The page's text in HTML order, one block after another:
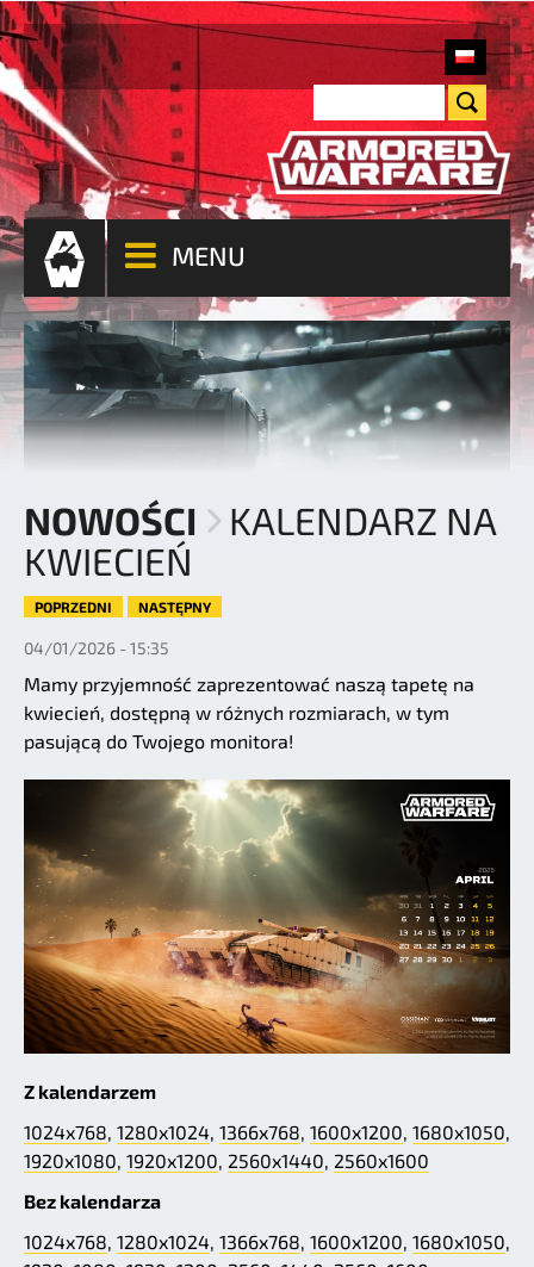
MENU
NOWOŚCI
KALENDARZ NA
KWIECIEŃ
POPRZEDNI NASTĘPNY
04/01/2026 - 15:35
Mamy przyjemność zaprezentować naszą tapetę na
kwiecień, dostępną w różnych rozmiarach, w tym
pasującą do Twojego monitora!
Z kalendarzem
1024x768, 1280x1024, 1366x768, 1600x1200, 1680x1050,
1920x1080, 1920x1200, 2560x1440, 2560x1600
Bez kalendarza
1024x768, 1280x1024, 1366x768, 1600x1200, 1680x1050,